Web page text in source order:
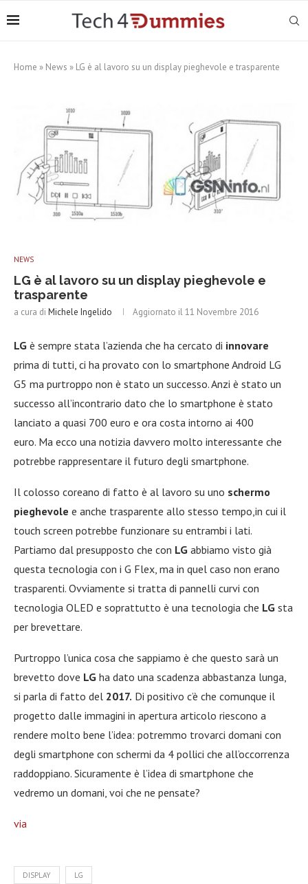
Home » News » LG è al lavoro su un display pieghevole e trasparente
NEWS
LG è al lavoro su un display pieghevole e
trasparente
a cura di Michele Ingelido Aggiornato il11 Novembre 2016
LG è sempre stata l’azienda che ha cercato di innovare
prima di tutti, ci ha provato con lo smartphone Android LG
G5 ma purtroppo non è stato un successo. Anzi è stato un
successo all’incontrario dato che lo smartphone è stato
lanciato a quasi 700 euro e ora costa intorno ai 400
euro. Ma ecco una notizia davvero molto interessante che
potrebbe rappresentare il futuro degli smartphone.
Il colosso coreano di fatto è al lavoro su uno schermo
pieghevole e anche trasparente allo stesso tempo,in cui il
touch screen potrebbe funzionare su entrambi i lati.
Partiamo dal presupposto che con LG abbiamo visto già
questa tecnologia con i G Flex, ma in quel caso non erano
trasparenti. Ovviamente si tratta di pannelli curvi con
tecnologia OLED e soprattutto è una tecnologia che LG sta
per brevettare.
Purtroppo l’unica cosa che sappiamo è che questo sarà un
brevetto dove LG ha dato una scadenza abbastanza lunga,
si parla di fatto del 2017. Di positivo c’è che comunque il
progetto dalle immagini in apertura articolo riescono a
rendere molto bene l’idea: potremmo trovarci domani con
degli smartphone con schermi da 4 pollici che all’occorrenza
raddoppiano. Sicuramente è l’idea di smartphone che
vedremo un domani, voi che ne pensate?
via
DISPLAY LG